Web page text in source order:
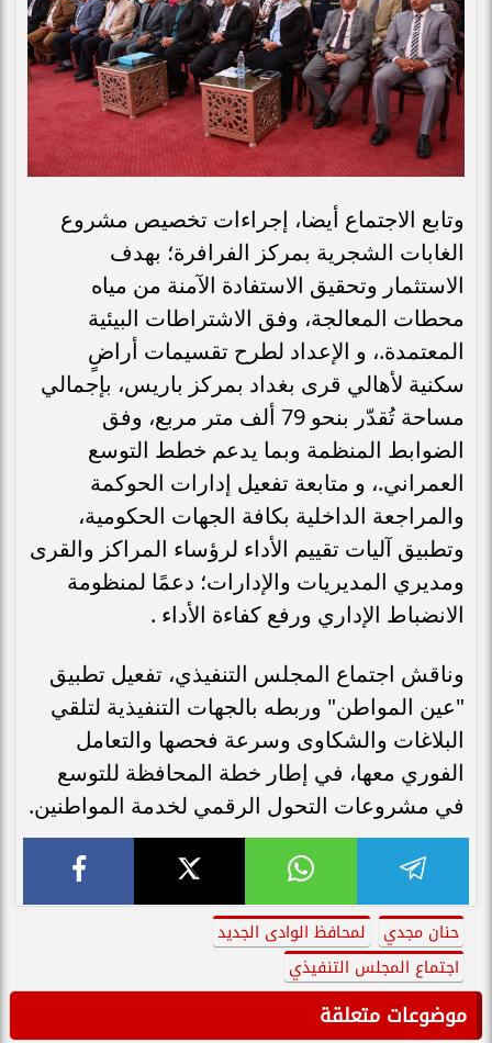
وتابع الاجتماع أيضا، إجراءات تخصيص مشروع
الغابات الشجرية بمركز الفرافرة؛ بهدف
الاستثمار وتحقيق الاستفادة الآمنة من مياه
محطات المعالجة، وفق الاشتراطات البيئية
المعتمدة.، و الإعداد لطرح تقسيمات أراضٍ
سكنية لأهالي قرى بغداد بمركز باريس، بإجمالي
مساحة تُقدّر بنحو 79 ألف متر مربع، وفق
الضوابط المنظمة وبما يدعم خطط التوسع
العمراني.، و متابعة تفعيل إدارات الحوكمة
والمراجعة الداخلية بكافة الجهات الحكومية،
وتطبيق آليات تقييم الأداء لرؤساء المراكز والقرى
ومديري المديريات والإدارات؛ دعمًا لمنظومة
الانضباط الإداري ورفع كفاءة الأداء .
وناقش اجتماع المجلس التنفيذي، تفعيل تطبيق
"عين المواطن" وربطه بالجهات التنفيذية لتلقي
البلاغات والشكاوى وسرعة فحصها والتعامل
الفوري معها، في إطار خطة المحافظة للتوسع
في مشروعات التحول الرقمي لخدمة المواطنين.
حنان مجدي
لمحافظ الوادى الجديد
اجتماع المجلس التنفيذي
موضوعات متعلقة